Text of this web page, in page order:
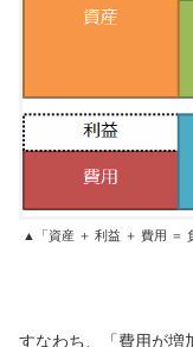
▲「資産 ＋ 利益 ＋ 費用 ＝
すなわち、「費用が増